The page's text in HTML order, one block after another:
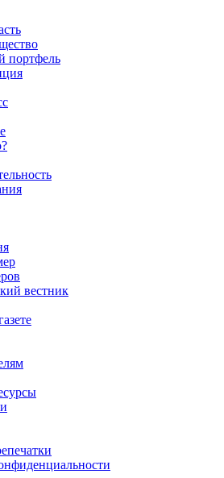
портфель
вестник